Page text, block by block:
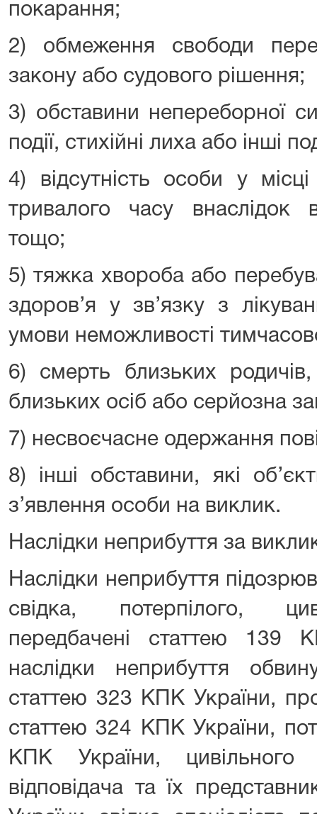
покарання;
2) обмеження свободи
закону або судового рішення;
3) обставини непереборної
події, стихійні лиха або інші
4) відсутність особи у
тривалого часу внаслідок
тощо;
5) тяжка хвороба або
здоров’я у зв’язку з
умови неможливості
6) смерть близьких
близьких осіб або серйозна
7) несвоєчасне одержання
8) інші обставини, які
з’явлення особи на виклик.
Наслідки неприбуття за
Наслідки неприбуття
свідка, потерпілого,
передбачені статтею 139
наслідки неприбуття
статтею 323 КПК України,
статтею 324 КПК України,
КПК України, цивільного
відповідача та їх